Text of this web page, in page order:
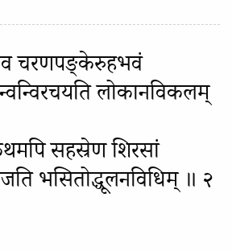
चरणपङ्केरुहभवं
लोकानविकलम्
सहस्रेण शिरसां
भसितोद्धूलनविधिम् ॥ २